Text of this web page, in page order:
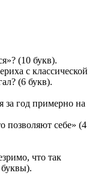
(10 букв).
с классической
(6 букв).
за год примерно на
позволяют себе» (4
что так